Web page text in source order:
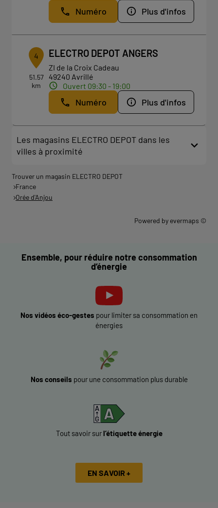
Numéro Plus d'infos
4
51.57
km
ELECTRO DEPOT ANGERS
ZI de la Croix Cadeau
49240 Avrillé
Ouvert 09:30 - 19:00
Numéro Plus d'infos
Les magasins ELECTRO DEPOT dans les
villes à proximité
Trouver un magasin ELECTRO DEPOT
France
Orée d'Anjou
Powered by evermaps ©
Ensemble, pour réduire notre consommation
d’énergie
Nos vidéos éco-gestes pour limiter sa consommation en
énergies
Nos conseils pour une consommation plus durable
Tout savoir surl’étiquette énergie
EN SAVOIR +